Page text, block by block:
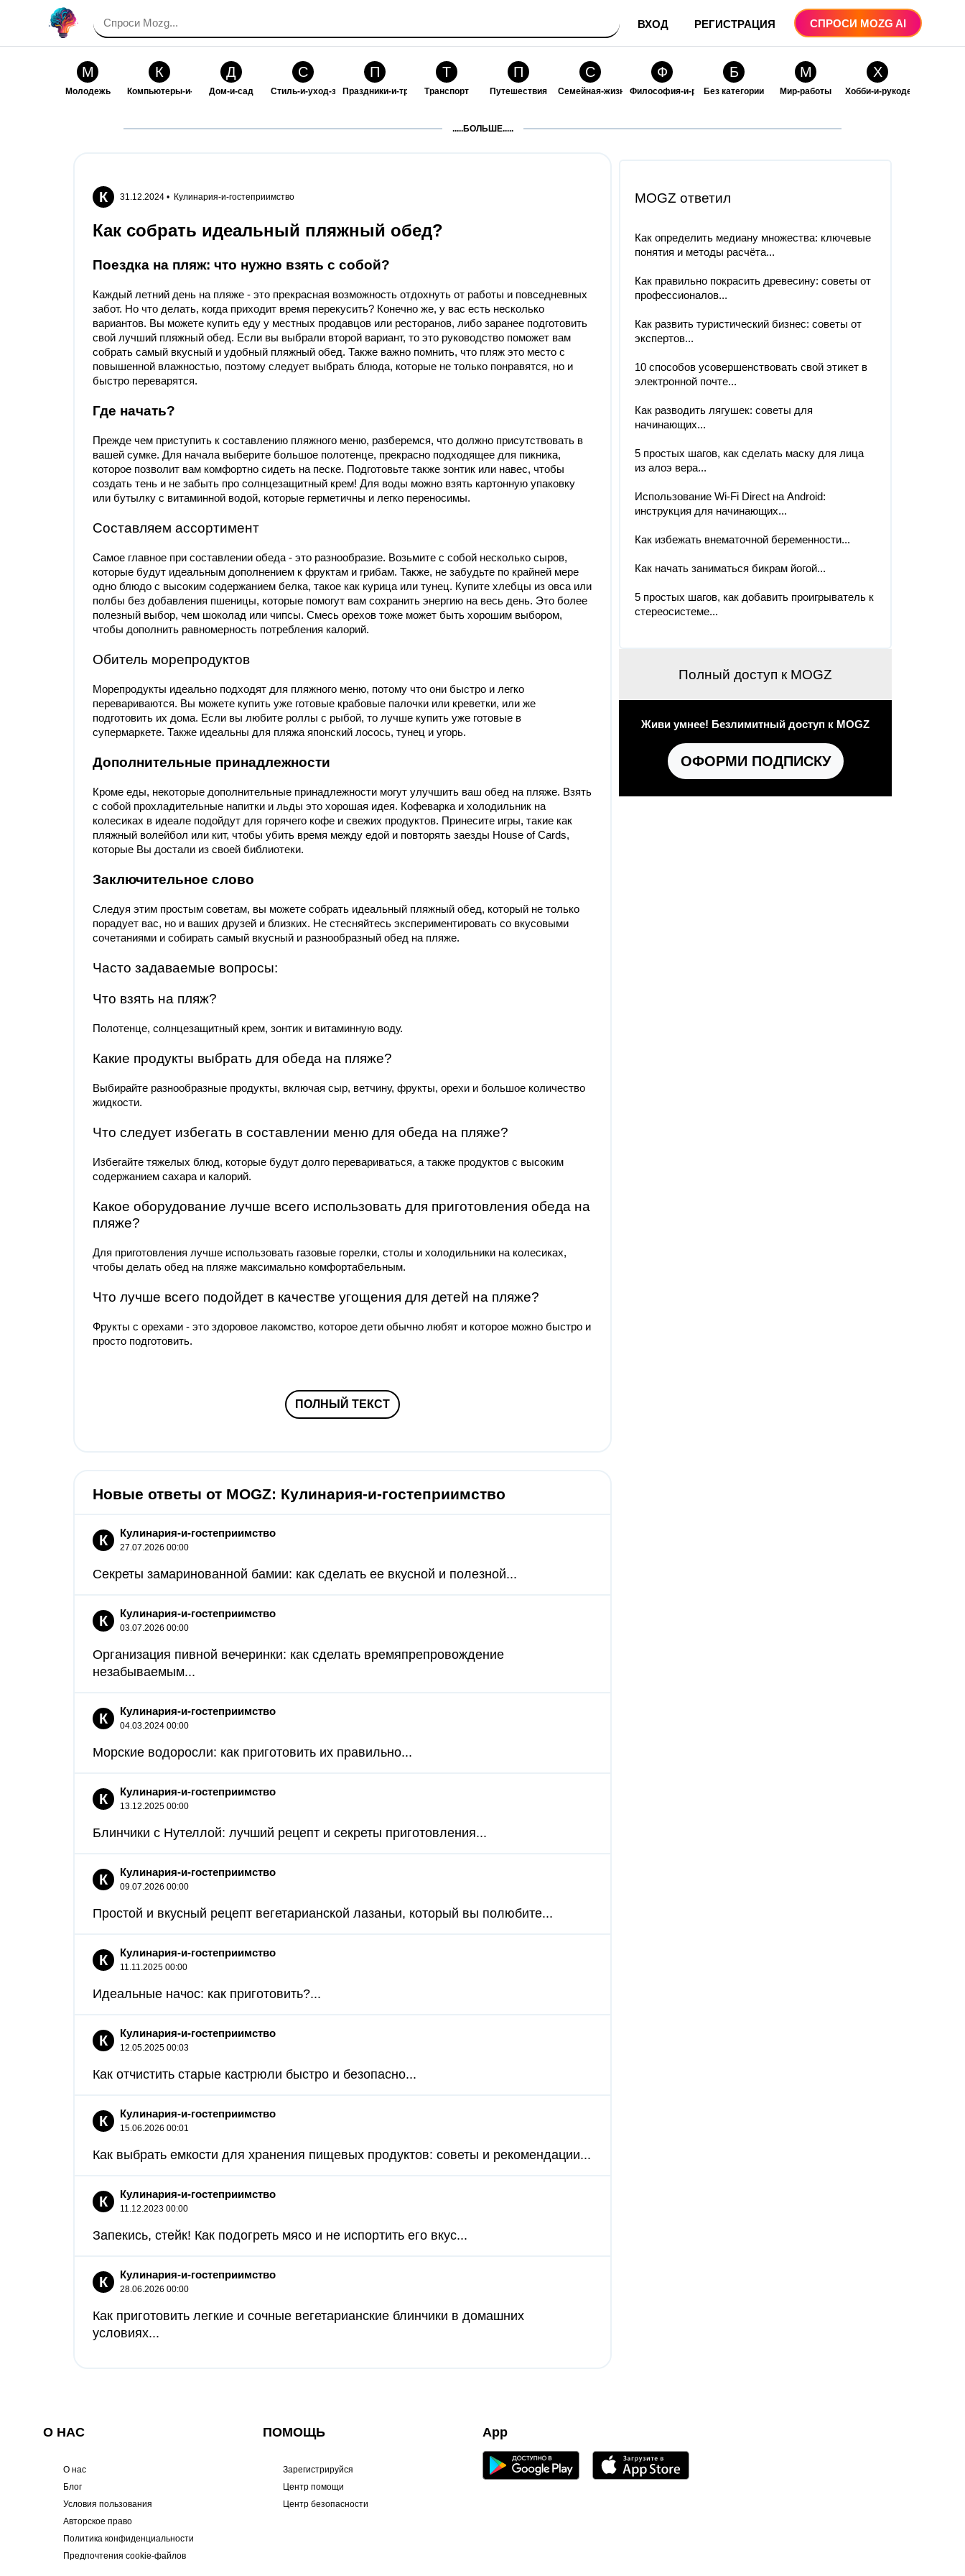
ВХОД РЕГИСТРАЦИЯ СПРОСИ MOZG AI
М
Молодежь
К
Компьютеры-и-электроника
Д
Дом-и-сад
С
Стиль-и-уход-за-собой
П
Праздники-и-традиции
Т
Транспорт
П
Путешествия
С
Семейная-жизнь
Ф
Философия-и-религия
Б
Без категории
М
Мир-работы
Х
Хобби-и-рукоделие
.....БОЛЬШЕ.....
К 31.12.2024 • Кулинария-и-гостеприимство
Как собрать идеальный пляжный обед?
Поездка на пляж: что нужно взять с собой?
Каждый летний день на пляже - это прекрасная возможность отдохнуть от работы и повседневных
забот. Но что делать, когда приходит время перекусить? Конечно же, у вас есть несколько
вариантов. Вы можете купить еду у местных продавцов или ресторанов, либо заранее подготовить
свой лучший пляжный обед. Если вы выбрали второй вариант, то это руководство поможет вам
собрать самый вкусный и удобный пляжный обед. Также важно помнить, что пляж это место с
повышенной влажностью, поэтому следует выбрать блюда, которые не только понравятся, но и
быстро переварятся.
Где начать?
Прежде чем приступить к составлению пляжного меню, разберемся, что должно присутствовать в
вашей сумке. Для начала выберите большое полотенце, прекрасно подходящее для пикника,
которое позволит вам комфортно сидеть на песке. Подготовьте также зонтик или навес, чтобы
создать тень и не забыть про солнцезащитный крем! Для воды можно взять картонную упаковку
или бутылку с витаминной водой, которые герметичны и легко переносимы.
Составляем ассортимент
Самое главное при составлении обеда - это разнообразие. Возьмите с собой несколько сыров,
которые будут идеальным дополнением к фруктам и грибам. Также, не забудьте по крайней мере
одно блюдо с высоким содержанием белка, такое как курица или тунец. Купите хлебцы из овса или
полбы без добавления пшеницы, которые помогут вам сохранить энергию на весь день. Это более
полезный выбор, чем шоколад или чипсы. Смесь орехов тоже может быть хорошим выбором,
чтобы дополнить равномерность потребления калорий.
Обитель морепродуктов
Морепродукты идеально подходят для пляжного меню, потому что они быстро и легко
перевариваются. Вы можете купить уже готовые крабовые палочки или креветки, или же
подготовить их дома. Если вы любите роллы с рыбой, то лучше купить уже готовые в
супермаркете. Также идеальны для пляжа японский лосось, тунец и угорь.
Дополнительные принадлежности
Кроме еды, некоторые дополнительные принадлежности могут улучшить ваш обед на пляже. Взять
с собой прохладительные напитки и льды это хорошая идея. Кофеварка и холодильник на
колесиках в идеале подойдут для горячего кофе и свежих продуктов. Принесите игры, такие как
пляжный волейбол или кит, чтобы убить время между едой и повторять заезды House of Cards,
которые Вы достали из своей библиотеки.
Заключительное слово
Следуя этим простым советам, вы можете собрать идеальный пляжный обед, который не только
порадует вас, но и ваших друзей и близких. Не стесняйтесь экспериментировать со вкусовыми
сочетаниями и собирать самый вкусный и разнообразный обед на пляже.
Часто задаваемые вопросы:
Что взять на пляж?
Полотенце, солнцезащитный крем, зонтик и витаминную воду.
Какие продукты выбрать для обеда на пляже?
Выбирайте разнообразные продукты, включая сыр, ветчину, фрукты, орехи и большое количество
жидкости.
Что следует избегать в составлении меню для обеда на пляже?
Избегайте тяжелых блюд, которые будут долго перевариваться, а также продуктов с высоким
содержанием сахара и калорий.
Какое оборудование лучше всего использовать для приготовления обеда на
пляже?
Для приготовления лучше использовать газовые горелки, столы и холодильники на колесиках,
чтобы делать обед на пляже максимально комфортабельным.
Что лучше всего подойдет в качестве угощения для детей на пляже?
Фрукты с орехами - это здоровое лакомство, которое дети обычно любят и которое можно быстро и
просто подготовить.
ПОЛНЫЙ ТЕКСТ
Новые ответы от MOGZ: Кулинария-и-гостеприимство
К Кулинария-и-гостеприимство
27.07.2026 00:00
Секреты замаринованной бамии: как сделать ее вкусной и полезной...
К Кулинария-и-гостеприимство
03.07.2026 00:00
Организация пивной вечеринки: как сделать времяпрепровождение
незабываемым...
К Кулинария-и-гостеприимство
04.03.2024 00:00
Морские водоросли: как приготовить их правильно...
К Кулинария-и-гостеприимство
13.12.2025 00:00
Блинчики с Нутеллой: лучший рецепт и секреты приготовления...
К Кулинария-и-гостеприимство
09.07.2026 00:00
Простой и вкусный рецепт вегетарианской лазаньи, который вы полюбите...
К Кулинария-и-гостеприимство
11.11.2025 00:00
Идеальные начос: как приготовить?...
К Кулинария-и-гостеприимство
12.05.2025 00:03
Как отчистить старые кастрюли быстро и безопасно...
К Кулинария-и-гостеприимство
15.06.2026 00:01
Как выбрать емкости для хранения пищевых продуктов: советы и рекомендации...
К Кулинария-и-гостеприимство
11.12.2023 00:00
Запекись, стейк! Как подогреть мясо и не испортить его вкус...
К Кулинария-и-гостеприимство
28.06.2026 00:00
Как приготовить легкие и сочные вегетарианские блинчики в домашних
условиях...
MOGZ ответил
Как определить медиану множества: ключевые
понятия и методы расчёта...
Как правильно покрасить древесину: советы от
профессионалов...
Как развить туристический бизнес: советы от
экспертов...
10 способов усовершенствовать свой этикет в
электронной почте...
Как разводить лягушек: советы для
начинающих...
5 простых шагов, как сделать маску для лица
из алоэ вера...
Использование Wi-Fi Direct на Android:
инструкция для начинающих...
Как избежать внематочной беременности...
Как начать заниматься бикрам йогой...
5 простых шагов, как добавить проигрыватель к
стереосистеме...
Полный доступ к MOGZ
Живи умнее! Безлимитный доступ к MOGZ
ОФОРМИ ПОДПИСКУ
О НАС
О нас
Блог
Условия пользования
Авторское право
Политика конфиденциальности
Предпочтения cookie-файлов
ПОМОЩЬ
Зарегистрируйся
Центр помощи
Центр безопасности
App